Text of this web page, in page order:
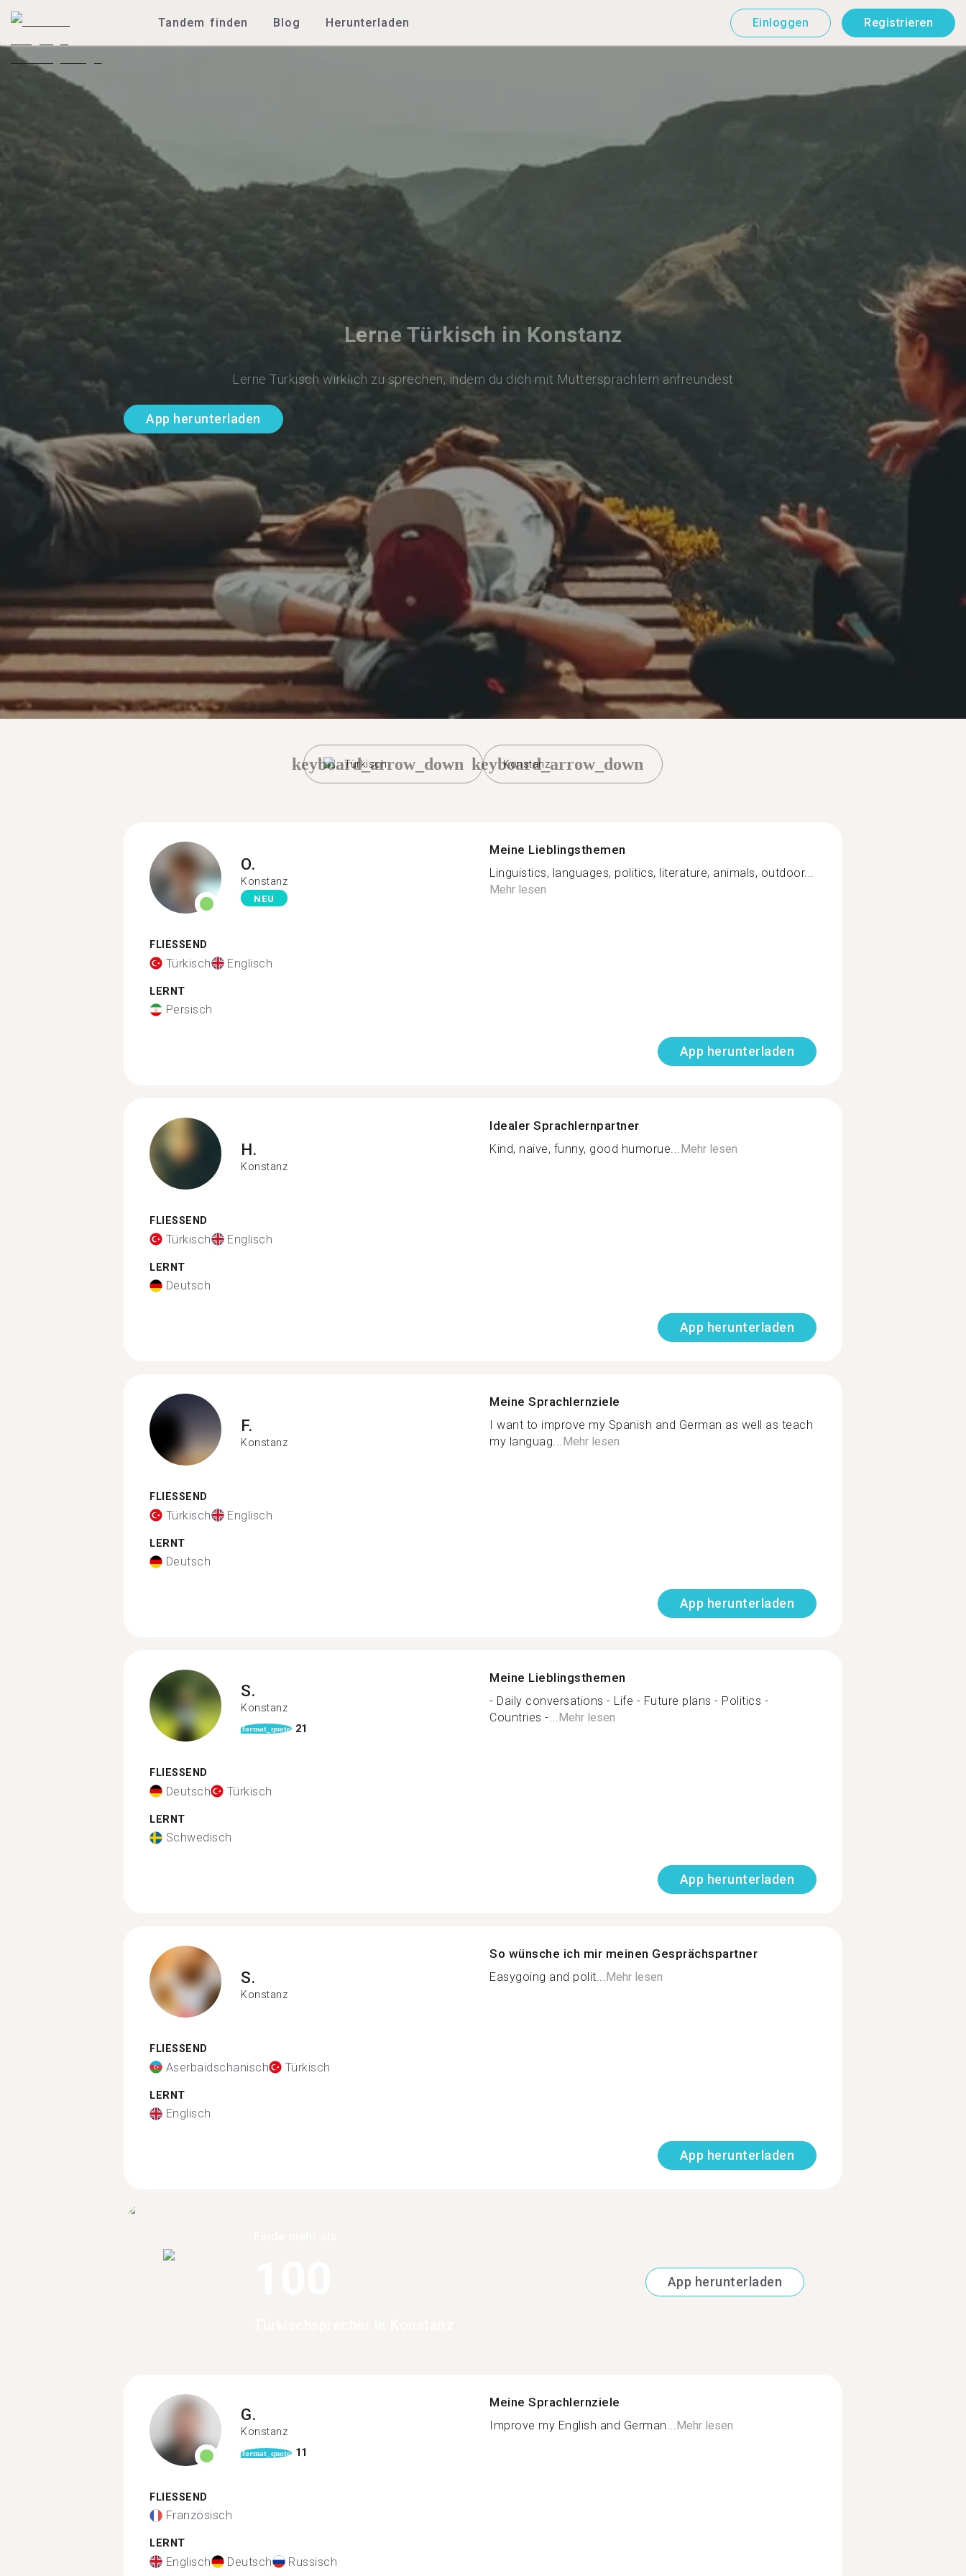
Tandem finden Blog Herunterladen Einloggen Registrieren
Lerne Türkisch in Konstanz
Lerne Türkisch wirklich zu sprechen, indem du dich mit Muttersprachlern anfreundest
App herunterladen
Türkisch
keyboard_arrow_down Konstanz
keyboard_arrow_down
O.
Konstanz
NEU
FLIESSEND
Türkisch Englisch
LERNT
Persisch
Meine Lieblingsthemen
Linguistics, languages, politics, literature, animals, outdoor...
Mehr lesen
App herunterladen
H.
Konstanz
FLIESSEND
Türkisch Englisch
LERNT
Deutsch
Idealer Sprachlernpartner
Kind, naive, funny, good humorue...Mehr lesen
App herunterladen
F.
Konstanz
FLIESSEND
Türkisch Englisch
LERNT
Deutsch
Meine Sprachlernziele
I want to improve my Spanish and German as well as teach
my languag...Mehr lesen
App herunterladen
S.
Konstanz
format_quote 21
FLIESSEND
Deutsch Türkisch
LERNT
Schwedisch
Meine Lieblingsthemen
- Daily conversations - Life - Future plans - Politics -
Countries -...Mehr lesen
App herunterladen
S.
Konstanz
FLIESSEND
Aserbaidschanisch Türkisch
LERNT
Englisch
So wünsche ich mir meinen Gesprächspartner
Easygoing and polit...Mehr lesen
App herunterladen
App herunterladen
G.
Konstanz
format_quote 11
FLIESSEND
Französisch
LERNT
Englisch Deutsch Russisch
Meine Sprachlernziele
Improve my English and German... Mehr lesen